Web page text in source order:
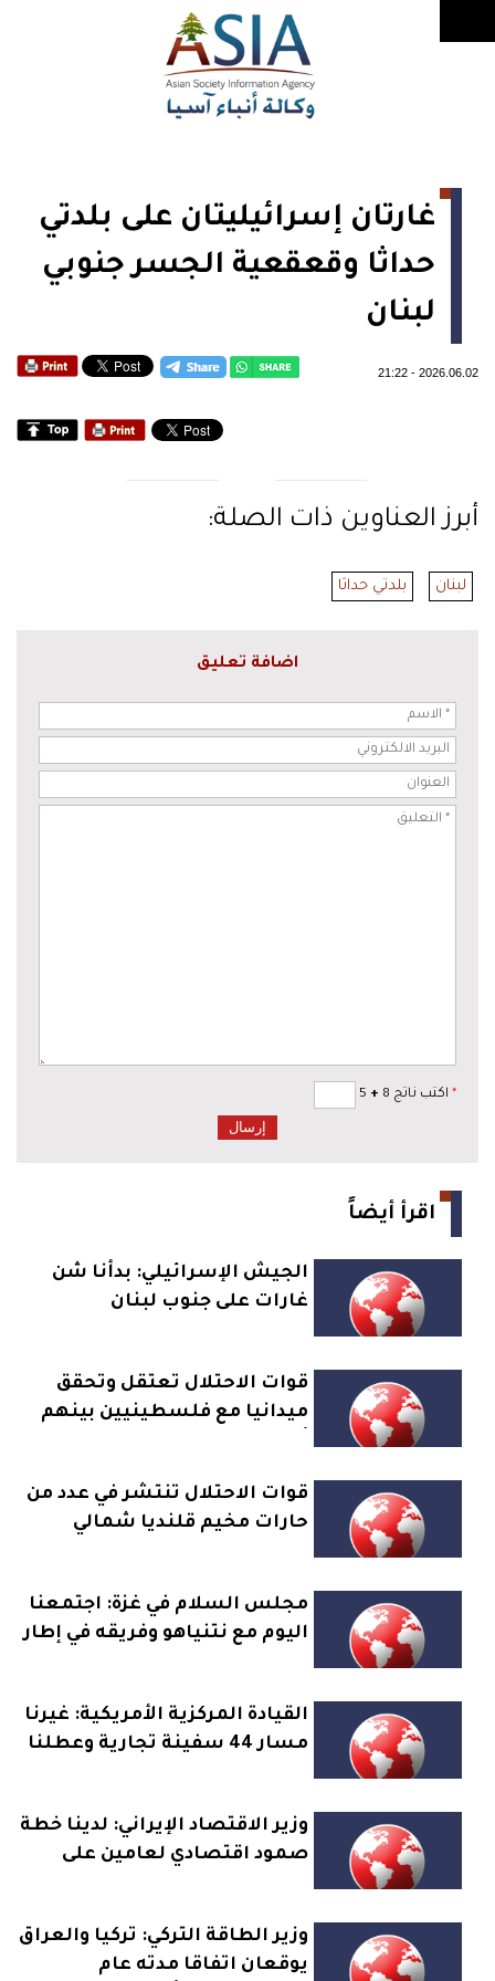
غارتان إسرائيليتان على بلدتي
حداثا وقعقعية الجسر جنوبي
لبنان
2026.06.02
-
21:22
أبرز العناوين ذات الصلة:
لبنان بلدتي حداثا
اضافة تعليق
* اكتب ناتج 8 +
اقرأ أيضاً
الجيش الإسرائيلي: بدأنا شن
غارات على جنوب لبنان
قوات الاحتلال تعتقل وتحقق
ميدانيا مع فلسطينيين بينهم
قوات الاحتلال تنتشر في عدد من
حارات مخيم قلنديا شمالي
مجلس السلام في غزة: اجتمعنا
اليوم مع نتنياهو وفريقه في إطار
القيادة المركزية الأمريكية: غيرنا
مسار 44 سفينة تجارية وعطلنا
وزير الاقتصاد الإيراني: لدينا خطة
صمود اقتصادي لعامين على
وزير الطاقة التركي: تركيا والعراق
يوقعان اتفاقا مدته عام